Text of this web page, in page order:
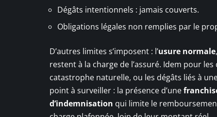
Dégâts intentionnels : jamais couverts.
Obligations légales non remplies par le
D’autres limites s’imposent : l’usure normale
restent à la charge de l’assuré. Idem pour
catastrophe naturelle, ou les dégâts liés à
point à surveiller : la présence d’une
d’indemnisation qui limite le